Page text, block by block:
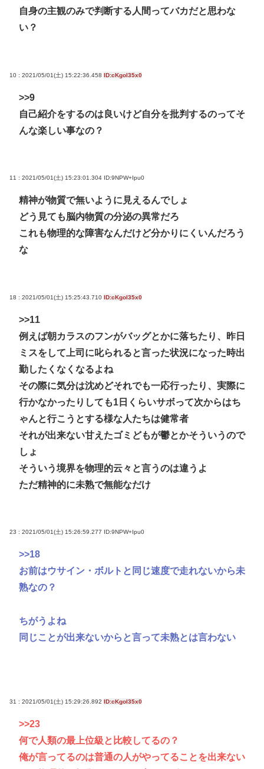
自身の主観のみで判断する人間ってバカだと思わな
い？
10 : 2021/05/01(土) 15:22:36.458 ID:cKgol35x0
>>9
自己紹介をするのは良いけど自分を批判するのってそ
んな楽しい事なの？
11 : 2021/05/01(土) 15:23:01.304 ID:9NPW+Ipu0
精神が物質で無いように見えるんでしょ
どう見ても脳内物質の分泌の異常だろ
これも物理的な障害なんだけど分かりにくいんだろう
な
18 : 2021/05/01(土) 15:25:43.710 ID:cKgol35x0
>>11
例えば朝カラスのフンがバッグとかに落ちたり、昨日
ミスをして上司に叱られると言った状況になった時出
勤したくなくなるよね
その際に気分は沈めどそれでも一応行ったり、実際に
行かなかったりしても1日くらいサボって次からはち
ゃんと行こうとする様な人たちは健常者
それが出来ない甘えたゴミどもが鬱とかそういうので
しょ
そういう境界を物理的云々と言うのは違うよ
ただ精神的に未熟で無能なだけ
23 : 2021/05/01(土) 15:26:59.277 ID:9NPW+Ipu0
>>18
お前はウサイン・ボルトと同じ速度で走れないから未
熟なの？
ちがうよね
同じことが出来ないからと言って未熟とは言わない
31 : 2021/05/01(土) 15:29:26.892 ID:cKgol35x0
>>23
何で人類の最上位級と比較してるの？
俺が言ってるのは普通の人がやってることを出来ない